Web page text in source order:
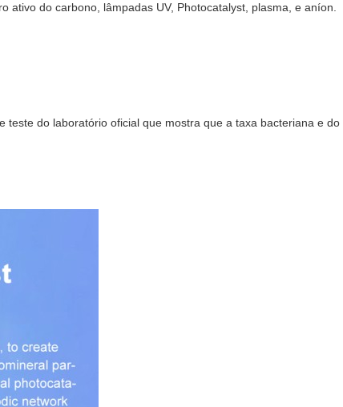
ativo do carbono, lâmpadas UV, Photocatalyst, plasma, e aníon.
do laboratório oficial que mostra que a taxa bacteriana e